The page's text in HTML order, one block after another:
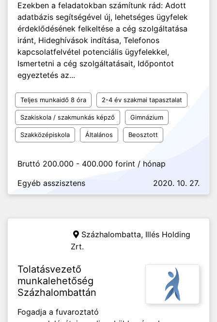
Ezekben a feladatokban számítunk rád: Adott
adatbázis segítségével új, lehetséges ügyfelek
érdeklődésének felkeltése a cég szolgáltatása
iránt, Hideghívások indítása, Telefonos
kapcsolatfelvétel potenciális ügyfelekkel,
Ismertetni a cég szolgáltatásait, Időpontot
egyeztetés az...
Teljes munkaidő 8 óra 2-4 év szakmai tapasztalat
Szakiskola / szakmunkás képző Gimnázium
Szakközépiskola Általános Beosztott
Bruttó 200.000 - 400.000 forint / hónap
Egyéb asszisztens
2020. 10. 27.
Százhalombatta, Illés Holding
Zrt.
Tolatásvezető
munkalehetőség
Százhalombattán
Fogadja a fuvaroztató